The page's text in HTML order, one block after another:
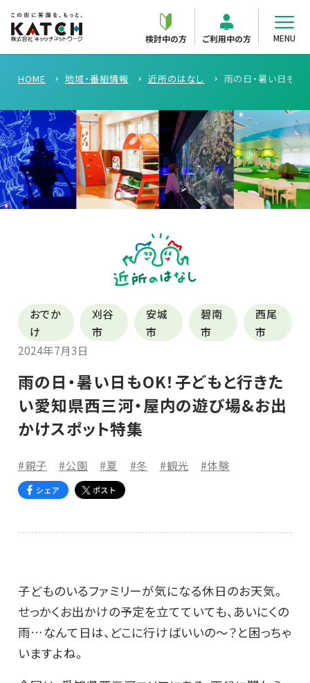
検討中の方 ご利用中の方 MENU
HOME 地域・番組情報 近所のはなし 雨の日・暑い日も
おでか
け
刈谷
市
安城
市
碧南
市
西尾
市
2024年7月3日
雨の日・暑い日もOK！子どもと行きた
い愛知県西三河・屋内の遊び場&お出
かけスポット特集
#親子 #公園 #夏 #冬 #観光 #体験
子どものいるファミリーが気になる休日のお天気。
せっかくお出かけの予定を立てていても、あいにくの
雨…なんて日は、どこに行けばいいの～？と困っちゃ
いますよね。